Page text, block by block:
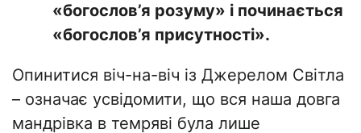
«богослов’я розуму» і починається
«богослов’я присутності».
Опинитися віч-на-віч із Джерелом Світла
– означає усвідомити, що вся наша довга
мандрівка в темряві була лише